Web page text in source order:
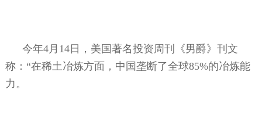
今年4 月 14日，美国著名投资周刊《男爵》刊文
称：“在稀土冶炼方面，中国垄断了全球85%的冶炼能
力。